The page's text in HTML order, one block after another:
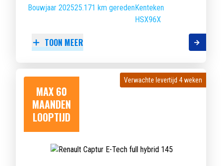
Bouwjaar 202525.171 km geredenKenteken
HSX96X
TOON MEER
MAX 60
MAANDEN
LOOPTIJD
Verwachte levertijd 4 weken
Verwachte levertijd 4 weken